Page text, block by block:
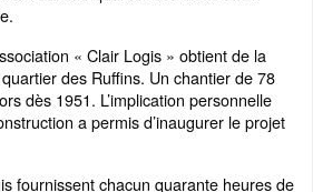
« Clair Logis » obtient de la
des Ruffins. Un chantier de 78
dès 1951. L’implication personnelle
a permis d’inaugurer le projet
fournissent chacun quarante heures de